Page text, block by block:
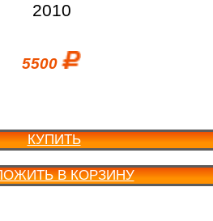
2010
5500
КУПИТЬ
В КОРЗИНУ